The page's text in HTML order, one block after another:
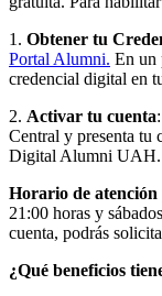
1. Obtener tu
Portal Alumni. En un
credencial digital en
2. Activar tu cuenta
Central y presenta tu
Digital Alumni UAH.
Horario de
21:00 horas y
cuenta, podrás
¿Qué beneficios